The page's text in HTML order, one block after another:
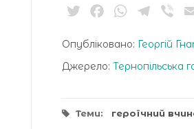
TwitterFacebookWhatsApp
Опубліковано: Георгій
Джерело: Тернопільська
Теми: героїчний